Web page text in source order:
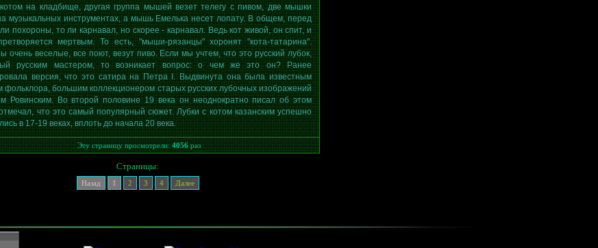
на кладбище, другая группа мышей везет телегу с пивом, две мышки
музыкальных инструментах, а мышь Емелька несет лопату. В общем, перед
похороны, то ли карнавал, но скорее - карнавал. Ведь кот живой, он спит, и
мертвым. То есть, "мыши-рязанцы" хоронят "кота-татарина".
очень веселые, все поют, везут пиво. Если мы учтем, что это русский лубок,
русским мастером, то возникает вопрос: о чем же это он? Ранее
версия, что это сатира на Петра I. Выдвинута она была известным
фольклора, большим коллекционером старых русских лубочных изображений
Ровинским. Во второй половине 19 века он неоднократно писал об этом
что это самый популярный сюжет. Лубки с котом казанским успешно
в 17-19 веках, вплоть до начала 20 века.
Эту страницу просмотрели: 4056 раз
Страницы:
Назад 1 2 3 4 Далее